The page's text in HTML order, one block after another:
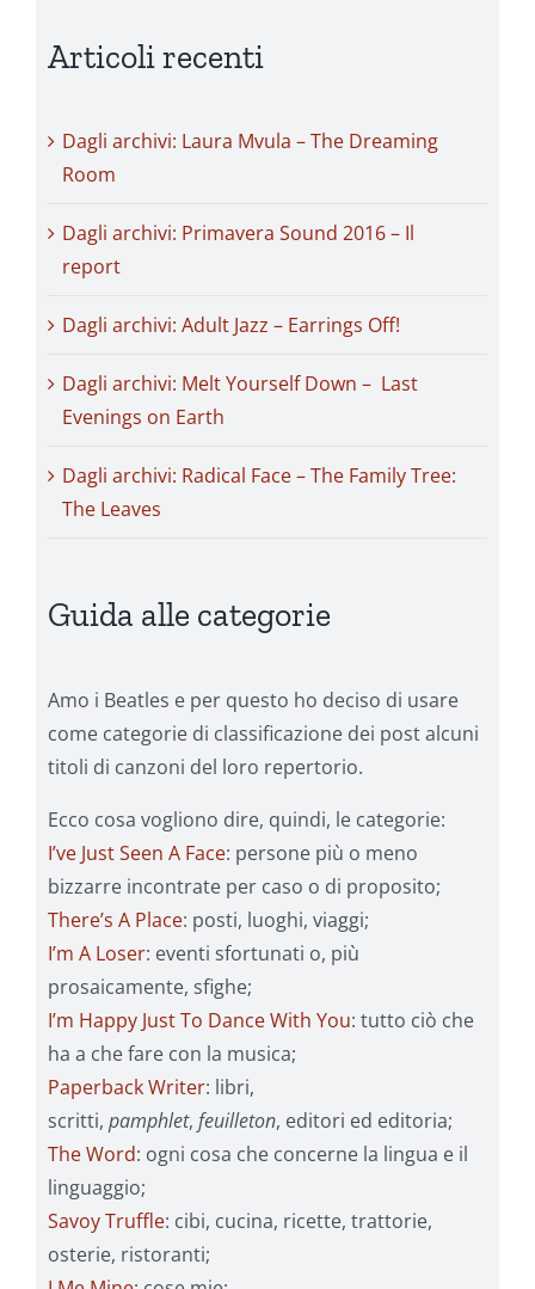
Articoli recenti
Dagli archivi: Laura Mvula – The Dreaming
Room
Dagli archivi: Primavera Sound 2016 – Il
report
Dagli archivi: Adult Jazz – Earrings Off!
Dagli archivi: Melt Yourself Down – Last
Evenings on Earth
Dagli archivi: Radical Face – The Family Tree:
The Leaves
Guida alle categorie
Amo i Beatles e per questo ho deciso di usare
come categorie di classificazione dei post alcuni
titoli di canzoni del loro repertorio.
Ecco cosa vogliono dire, quindi, le categorie:
I’ve Just Seen A Face: persone più o meno
bizzarre incontrate per caso o di proposito;
There’s A Place: posti, luoghi, viaggi;
I’m A Loser: eventi sfortunati o, più
prosaicamente, sfighe;
I’m Happy Just To Dance With You: tutto ciò che
ha a che fare con la musica;
Paperback Writer: libri,
scritti, pamphlet, feuilleton, editori ed editoria;
The Word: ogni cosa che concerne la lingua e il
linguaggio;
Savoy Truffle: cibi, cucina, ricette, trattorie,
osterie, ristoranti;